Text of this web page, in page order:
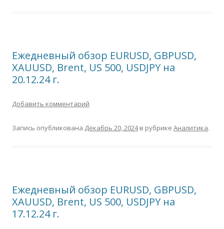
Ежедневный обзор EURUSD, GBPUSD,
XAUUSD, Brent, US 500, USDJPY на
20.12.24 г.
Добавить комментарий
Запись опубликована Декабрь 20, 2024в рубрике Аналитика.
Ежедневный обзор EURUSD, GBPUSD,
XAUUSD, Brent, US 500, USDJPY на
17.12.24 г.